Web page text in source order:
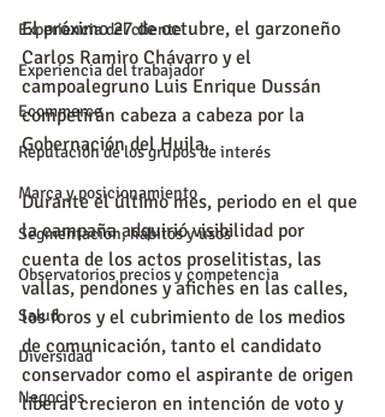
Experiencia del cliente
Experiencia del trabajador
Ecommerce
Reputación de los grupos de interés
Marca y posicionamiento
Segmentación, hábitos y usos
Observatorios precios y competencia
Salud
Diversidad
Negocios
El próximo 27 de octubre, el garzoneño
Carlos Ramiro Chávarro y el
campoalegruno Luis Enrique Dussán
competirán cabeza a cabeza por la
Gobernación del Huila.
Durante el último mes, periodo en el que
la campaña adquirió visibilidad por
cuenta de los actos proselitistas, las
vallas, pendones y afiches en las calles,
los foros y el cubrimiento de los medios
de comunicación, tanto el candidato
conservador como el aspirante de origen
liberal crecieron en intención de voto y